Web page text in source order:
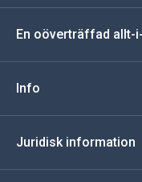
tyska
En oöverträffad allt-
Info
Juridisk information